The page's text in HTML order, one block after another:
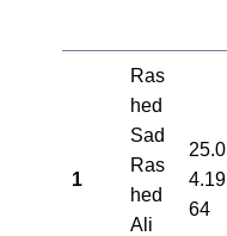
1
Ras
hed
Sad
Ras
hed
Ali
25.0
4.19
64